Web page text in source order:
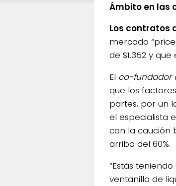
Ámbito en las
Los contratos
mercado
de $1.352 y
El co-fundador
que los
partes, por un
el especialista
con la caución
arriba del 60%.
“Estás
ventanilla de